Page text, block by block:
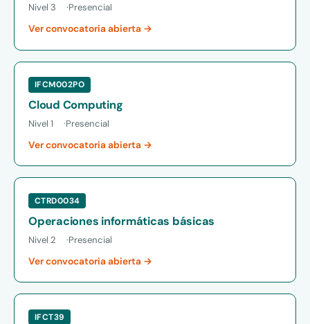
Nivel 3 Presencial
Ver convocatoria abierta →
IFCM002PO
Cloud Computing
Nivel 1 Presencial
Ver convocatoria abierta →
CTRD0034
Operaciones informáticas básicas
Nivel 2 Presencial
Ver convocatoria abierta →
IFCT39